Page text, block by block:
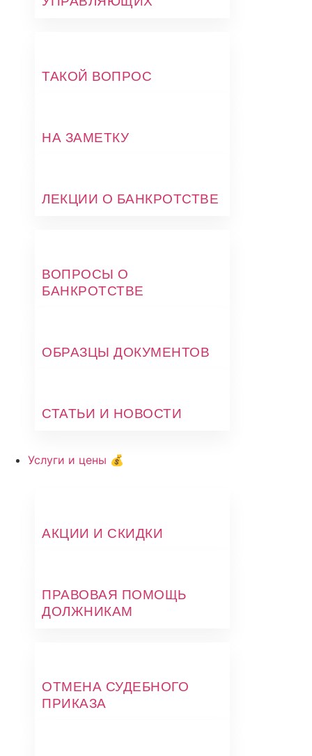
ТАКОЙ ВОПРОС
НА ЗАМЕТКУ
ЛЕКЦИИ О БАНКРОТСТВЕ
ВОПРОСЫ О
БАНКРОТСТВЕ
ОБРАЗЦЫ ДОКУМЕНТОВ
СТАТЬИ И НОВОСТИ
Услуги и цены 💰
АКЦИИ И СКИДКИ
ПРАВОВАЯ ПОМОЩЬ
ДОЛЖНИКАМ
ОТМЕНА СУДЕБНОГО
ПРИКАЗА